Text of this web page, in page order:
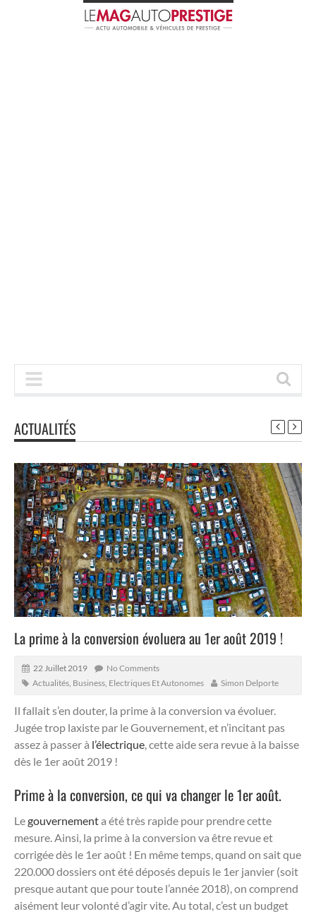
ACTUALITÉS
La prime à la conversion évoluera au 1er août 2019 !
22 Juillet 2019
No Comments
Actualités Business Electriques Et Autonomes Simon Delporte
Il fallait s’en douter, la prime à la conversion va évoluer.
Jugée trop laxiste par le Gouvernement, et n’incitant pas
assez à passer à l’électrique, cette aide sera revue à la baisse
dès le 1er août 2019 !
Prime à la conversion, ce qui va changer le 1er août.
Legouvernementa été très rapide pour prendre cette
mesure. Ainsi, la prime à la conversion va être revue et
corrigée dès le 1er août ! En même temps, quand on sait que
220.000 dossiers ont été déposés depuis le 1er janvier (soit
presque autant que pour toute l’année 2018), on comprend
aisément leur volonté d’agir vite. Au total, c’est un budget